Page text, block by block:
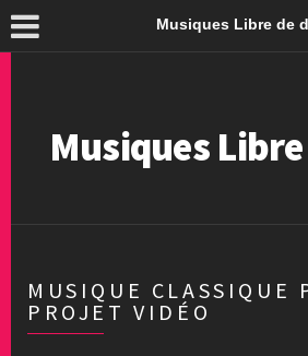
Musiques Libre de
Musiques
MUSIQUE CLASSIQUE
PROJET VIDÉO